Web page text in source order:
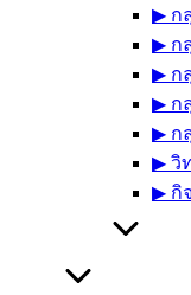
▶︎ ก
▶︎ ก
▶︎ ก
▶︎ ก
▶︎ ก
▶︎ วิ
▶︎ กิ